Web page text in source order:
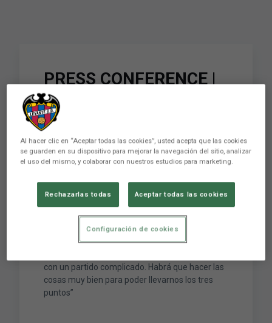
PRESS CONFERENCE |
Paco López: “We are
starting off with a
complicated match. We
have to do things really
well to be able to take
the three points”
con un partido complicado. Habrá que hacer las
cosas muy bien para poder llevarnos los tres
puntos”
Al hacer clic en “Aceptar todas las cookies”, usted acepta que las cookies
se guarden en su dispositivo para mejorar la navegación del sitio, analizar
el uso del mismo, y colaborar con nuestros estudios para marketing.
Rechazarlas todas Aceptar todas las cookies
Configuración de cookies